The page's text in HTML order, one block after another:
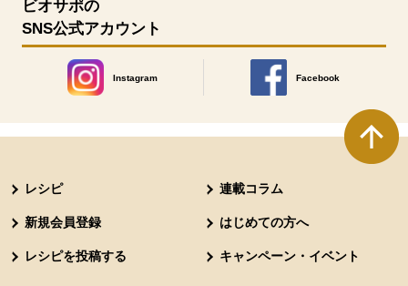
ビオサポの
SNS公式アカウント
Instagram
別のウィンドウで開きます。
Facebook
別のウィンドウで開きます
レシピ 連載コラム
新規会員登録 はじめての方へ
レシピを投稿する キャンペーン・イベント